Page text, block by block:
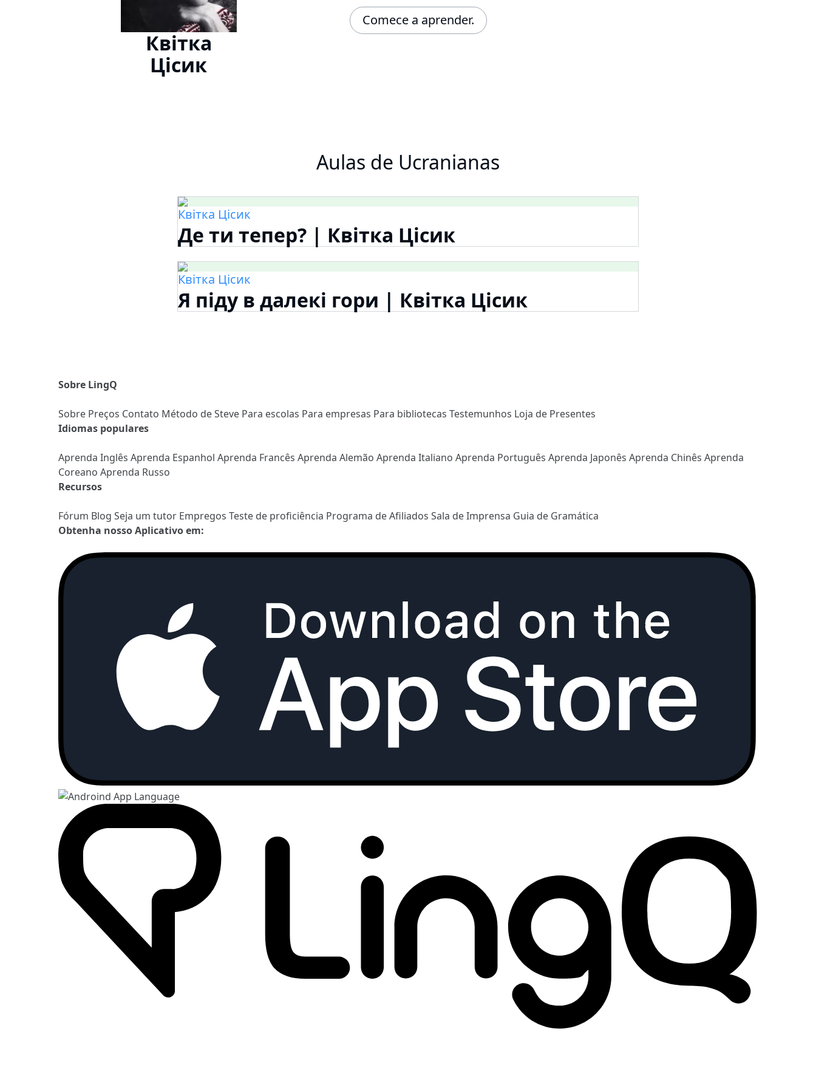
Квітка
Цісик
Comece a aprender.
Aulas de Ucranianas
Квітка Цісик
Де ти тепер? | Квітка Цісик
Квітка Цісик
Я піду в далекі гори | Квітка Цісик
Sobre LingQ
Sobre Preços Contato Método de Steve Para escolas Para empresas Para bibliotecas Testemunhos Loja de Presentes
Idiomas populares
Aprenda Inglês Aprenda Espanhol Aprenda Francês Aprenda Alemão Aprenda Italiano Aprenda Português Aprenda Japonês Aprenda Chinês Aprenda
Coreano Aprenda Russo
Recursos
Fórum Blog Seja um tutor Empregos Teste de proficiência Programa de Afiliados Sala de Imprensa Guia de Gramática
Obtenha nosso Aplicativo em: